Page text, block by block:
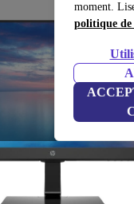
moment.
politique